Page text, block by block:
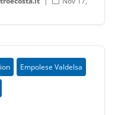
Empolese Valdelsa